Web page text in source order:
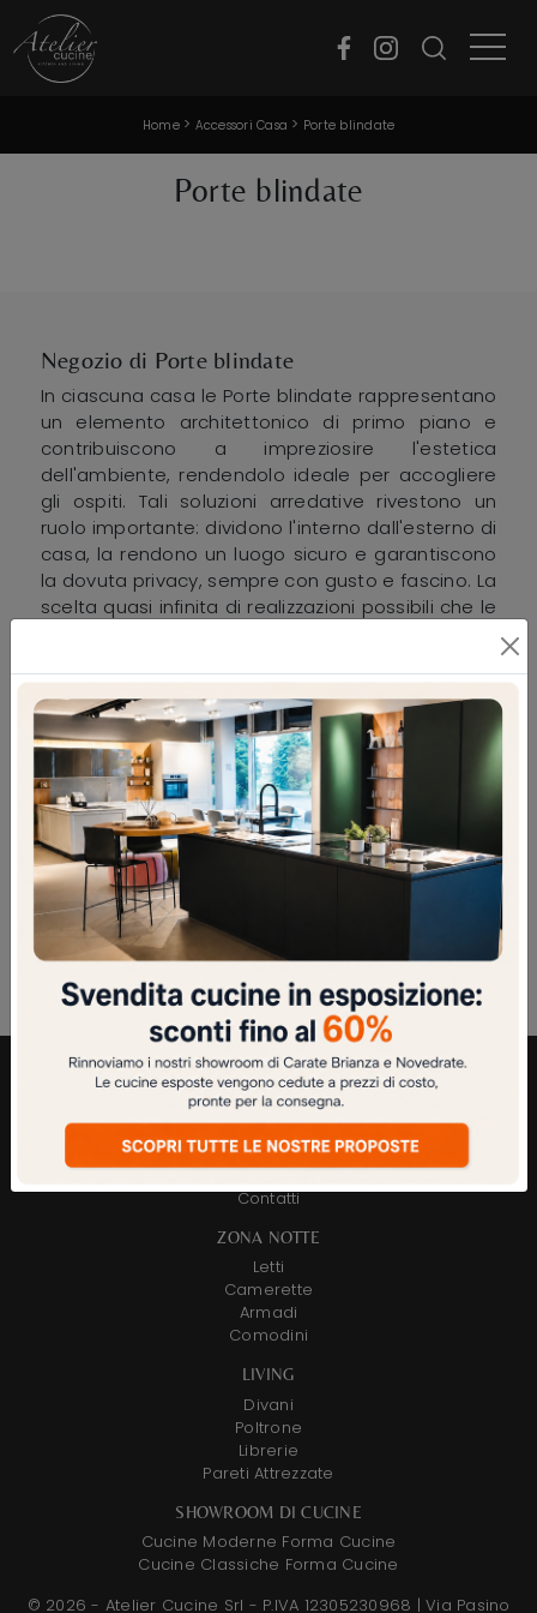
Home> Accessori Casa > Porte blindate
Porte blindate
Negozio di Porte blindate
In ciascuna casa le Porte blindate rappresentano
un elemento architettonico di primo piano e
contribuiscono a impreziosire l'estetica
dell'ambiente, rendendolo ideale per accogliere
gli ospiti. Tali soluzioni arredative rivestono un
ruolo importante: dividono l'interno dall'esterno di
casa, la rendono un luogo sicuro e garantiscono
la dovuta privacy, sempre con gusto e fascino. La
scelta quasi infinita di realizzazioni possibili che le
garantendone la totale sicurezza e seguendo il
tuo stile personale. Le Porte blindate si
distinguono prima di tutto a seconda del tipo di
serratura: valuta con cura la forma della tua casa
e i livelli di protezione antieffrazione e isolamento
termico/acustico di cui hai bisogno. Al giorno
d'oggi le migliori marche nel campo della
sicurezza domestica propongono una scelta
quasi infinita di materiali, essenze e colori di
tendenza, da scegliere in libertà per la propria
SHOWROOM DI CUCINE
Cucine Moderne Forma Cucine
Cucine Classiche Forma Cucine
LIVING
Divani
Poltrone
Librerie
Pareti Attrezzate
ZONA NOTTE
Letti
Camerette
Armadi
Comodini
AZIENDA
Chi Siamo
Showroom di Carate Brianza
Showroom di Novedrate
Contatti
© 2026 - Atelier Cucine Srl - P.IVA 12305230968 | Via Pasino